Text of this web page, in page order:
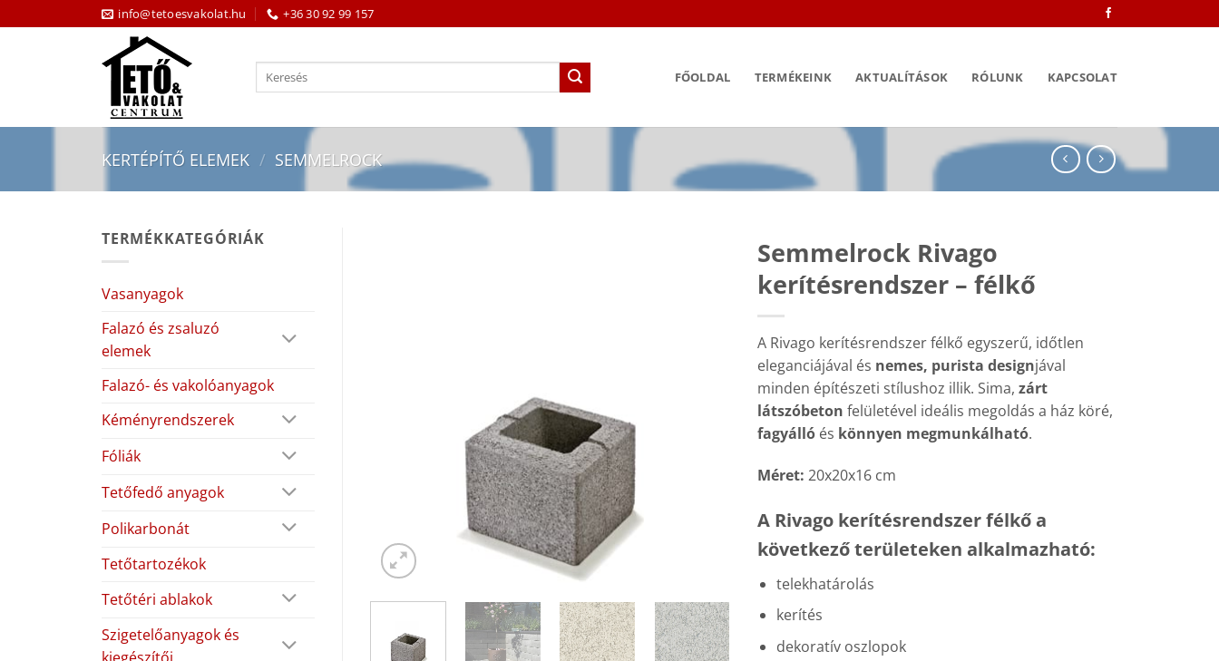
to
info@tetoesvakolat.hu +36 30 92 99 157
Keresés
FŐOLDAL TERMÉKEINK AKTUALÍTÁSOK RÓLUNK KAPCSOLAT
KERTÉPÍTŐ ELEMEK / SEMMELROCK
TERMÉKKATEGÓRIÁK
Vasanyagok
Falazó és zsaluzó
elemek
Falazó- és vakolóanyagok
Kéményrendszerek
Fóliák
Tetőfedő anyagok
Polikarbonát
Tetőtartozékok
Tetőtéri ablakok
Szigetelőanyagok és
kiegészítői
Semmelrock Rivago
kerítésrendszer – félkő
A Rivago kerítésrendszer félkő egyszerű, időtlen
eleganciájával és nemes, purista designjával
minden építészeti stílushoz illik. Sima, zárt
látszóbeton felületével ideális megoldás a ház köré,
fagyálló és könnyen megmunkálható.
Méret: 20x20x16 cm
A Rivago kerítésrendszer félkő a
következő területeken alkalmazható:
telekhatárolás
kerítés
dekoratív oszlopok